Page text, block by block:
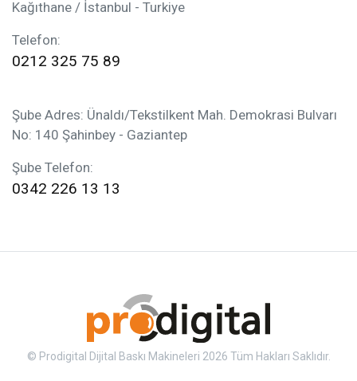
Kağıthane / İstanbul - Turkiye
Telefon:
0212 325 75 89
Şube Adres: Ünaldı/Tekstilkent Mah. Demokrasi Bulvarı
No: 140 Şahinbey - Gaziantep
Şube Telefon:
0342 226 13 13
© Prodigital Dijital Baskı Makineleri 2026 Tüm Hakları Saklıdır.